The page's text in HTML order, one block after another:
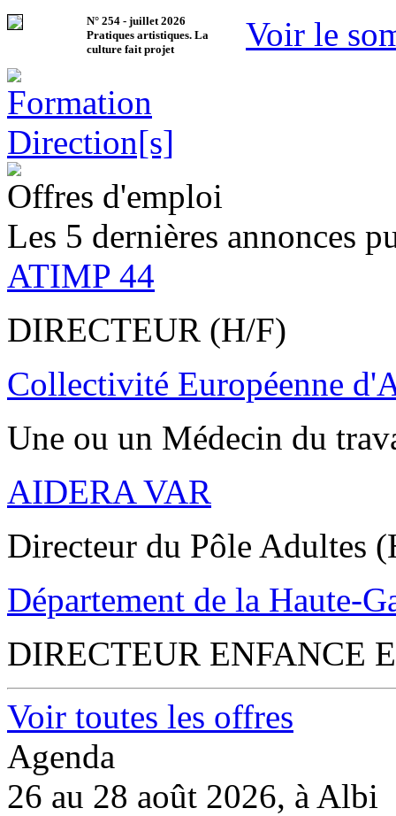
N° 254 - juillet 2026
Pratiques artistiques. La
culture fait projet
Voir le
Offres d'emploi
Les 5 dernières annonces
ATIMP 44
DIRECTEUR (H/F)
Collectivité Européenne
Une ou un Médecin du
AIDERA VAR
Directeur du Pôle Adultes
Département de la Haute-
DIRECTEUR ENFANCE
Voir toutes les offres
Agenda
26 au 28 août 2026, à Albi